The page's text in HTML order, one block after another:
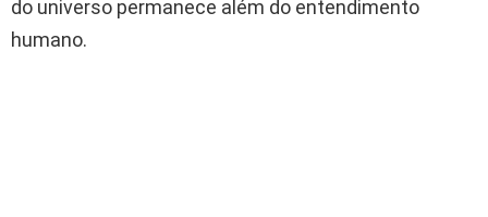
do universo permanece além do entendimento
humano.